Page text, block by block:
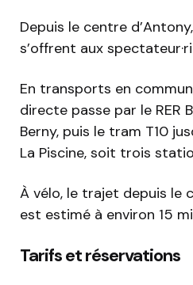
Depuis le centre
s’offrent aux
En transports en
directe passe par le RER
Berny, puis le tram T10
La Piscine, soit trois
À vélo, le trajet depuis le
est estimé à environ 15
Tarifs et réservations